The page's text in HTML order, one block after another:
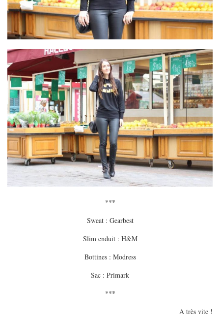
***
Sweat : Gearbest
Slim enduit : H&M
Bottines : Modress
Sac : Primark
***
A très vite !